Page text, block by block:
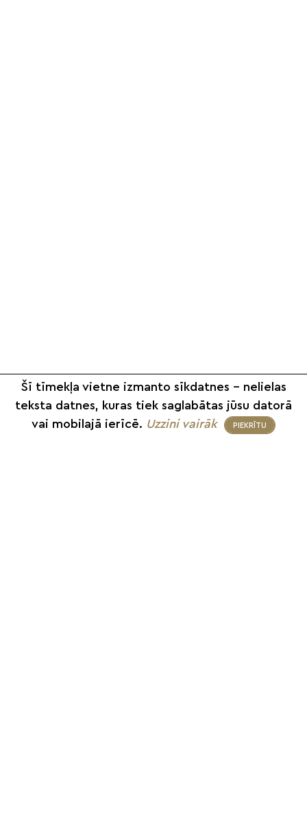
Šī tīmekļa vietne izmanto sīkdatnes – nelielas
teksta datnes, kuras tiek saglabātas jūsu datorā
vai mobilajā ierīcē. Uzzini vairāk PIEKRĪTU